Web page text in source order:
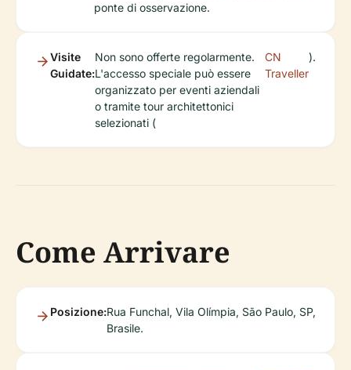
ponte di osservazione.
Visite
Guidate:
Non sono offerte regolarmente.
L'accesso speciale può essere
organizzato per eventi aziendali
o tramite tour architettonici
selezionati (
CN
Traveller
).
Come Arrivare
Posizione:Rua Funchal, Vila Olímpia, São Paulo, SP,
Brasile.